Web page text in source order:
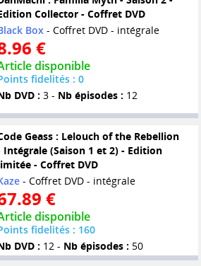
Collector - Coffret DVD
Box - Coffret DVD - intégrale
€
disponible
fidelités : 0
DVD : 3 - Nb épisodes : 12
Geass : Lelouch of the Rebellion
Intégrale (Saison 1 et 2) - Edition
- Coffret DVD
- Coffret DVD - intégrale
€
disponible
fidelités : 160
DVD : 12 - Nb épisodes : 50